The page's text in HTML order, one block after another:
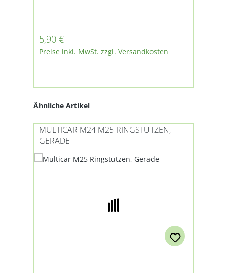
Regulärer Preis:
5,90 €
Preise inkl. MwSt. zzgl. Versandkosten
Produktgalerie überspringen
Ähnliche Artikel
MULTICAR M24 M25 RINGSTUTZEN,
GERADE